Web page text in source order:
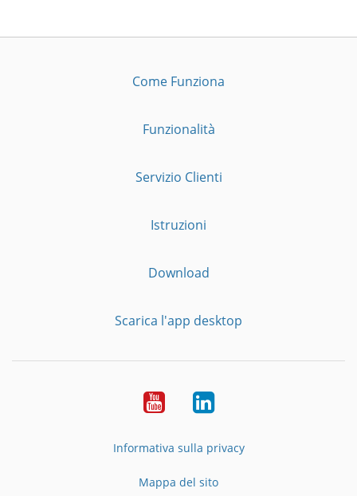
Come Funziona
Funzionalità
Servizio Clienti
Istruzioni
Download
Scarica l'app desktop
YouTubeLinkedIn
Informativa sulla privacy
Mappa del sito